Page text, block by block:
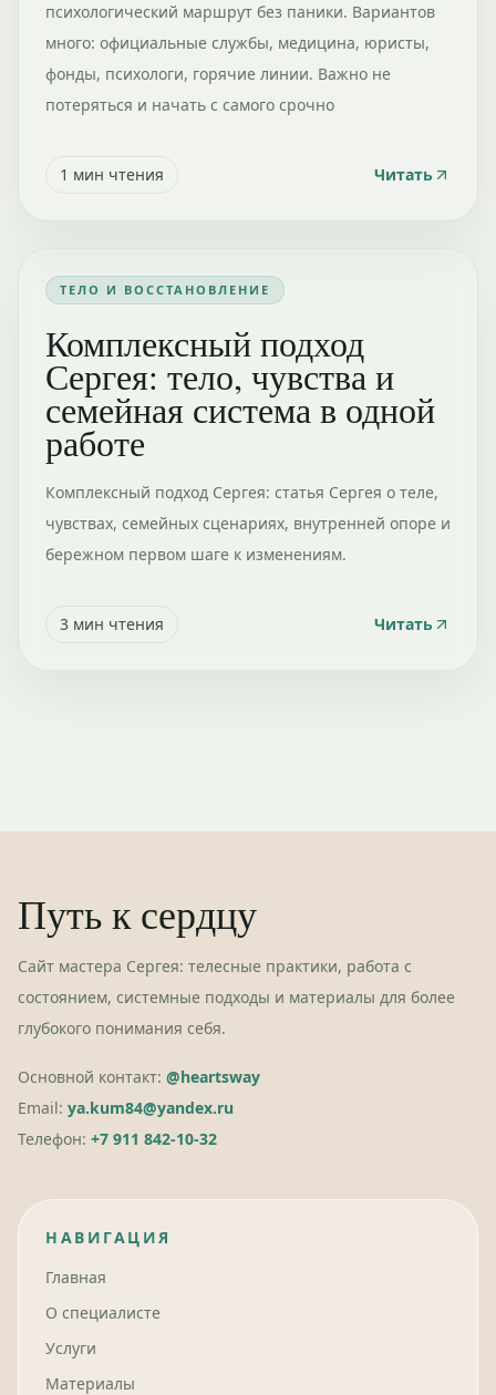
психологический маршрут без паники. Вариантов
много: официальные службы, медицина, юристы,
фонды, психологи, горячие линии. Важно не
потеряться и начать с самого срочно
1 мин чтения Читать
ТЕЛО И ВОССТАНОВЛЕНИЕ
Комплексный подход
Сергея: тело, чувства и
семейная система в одной
работе
Комплексный подход Сергея: статья Сергея о теле,
чувствах, семейных сценариях, внутренней опоре и
бережном первом шаге к изменениям.
3 мин чтения Читать
Путь к сердцу
Сайт мастера Сергея: телесные практики, работа с
состоянием, системные подходы и материалы для более
глубокого понимания себя.
Основной контакт: @heartsway
Email: ya.kum84@yandex.ru
Телефон: +7 911 842-10-32
НАВИГАЦИЯ
Главная
О специалисте
Услуги
Материалы